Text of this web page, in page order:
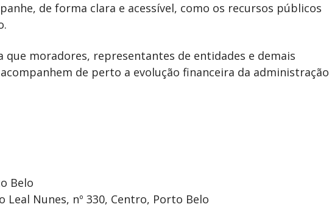
de forma clara e acessível, como os recursos públicos
moradores, representantes de entidades e demais
de perto a evolução financeira da administração
Belo
Leal Nunes, nº 330, Centro, Porto Belo